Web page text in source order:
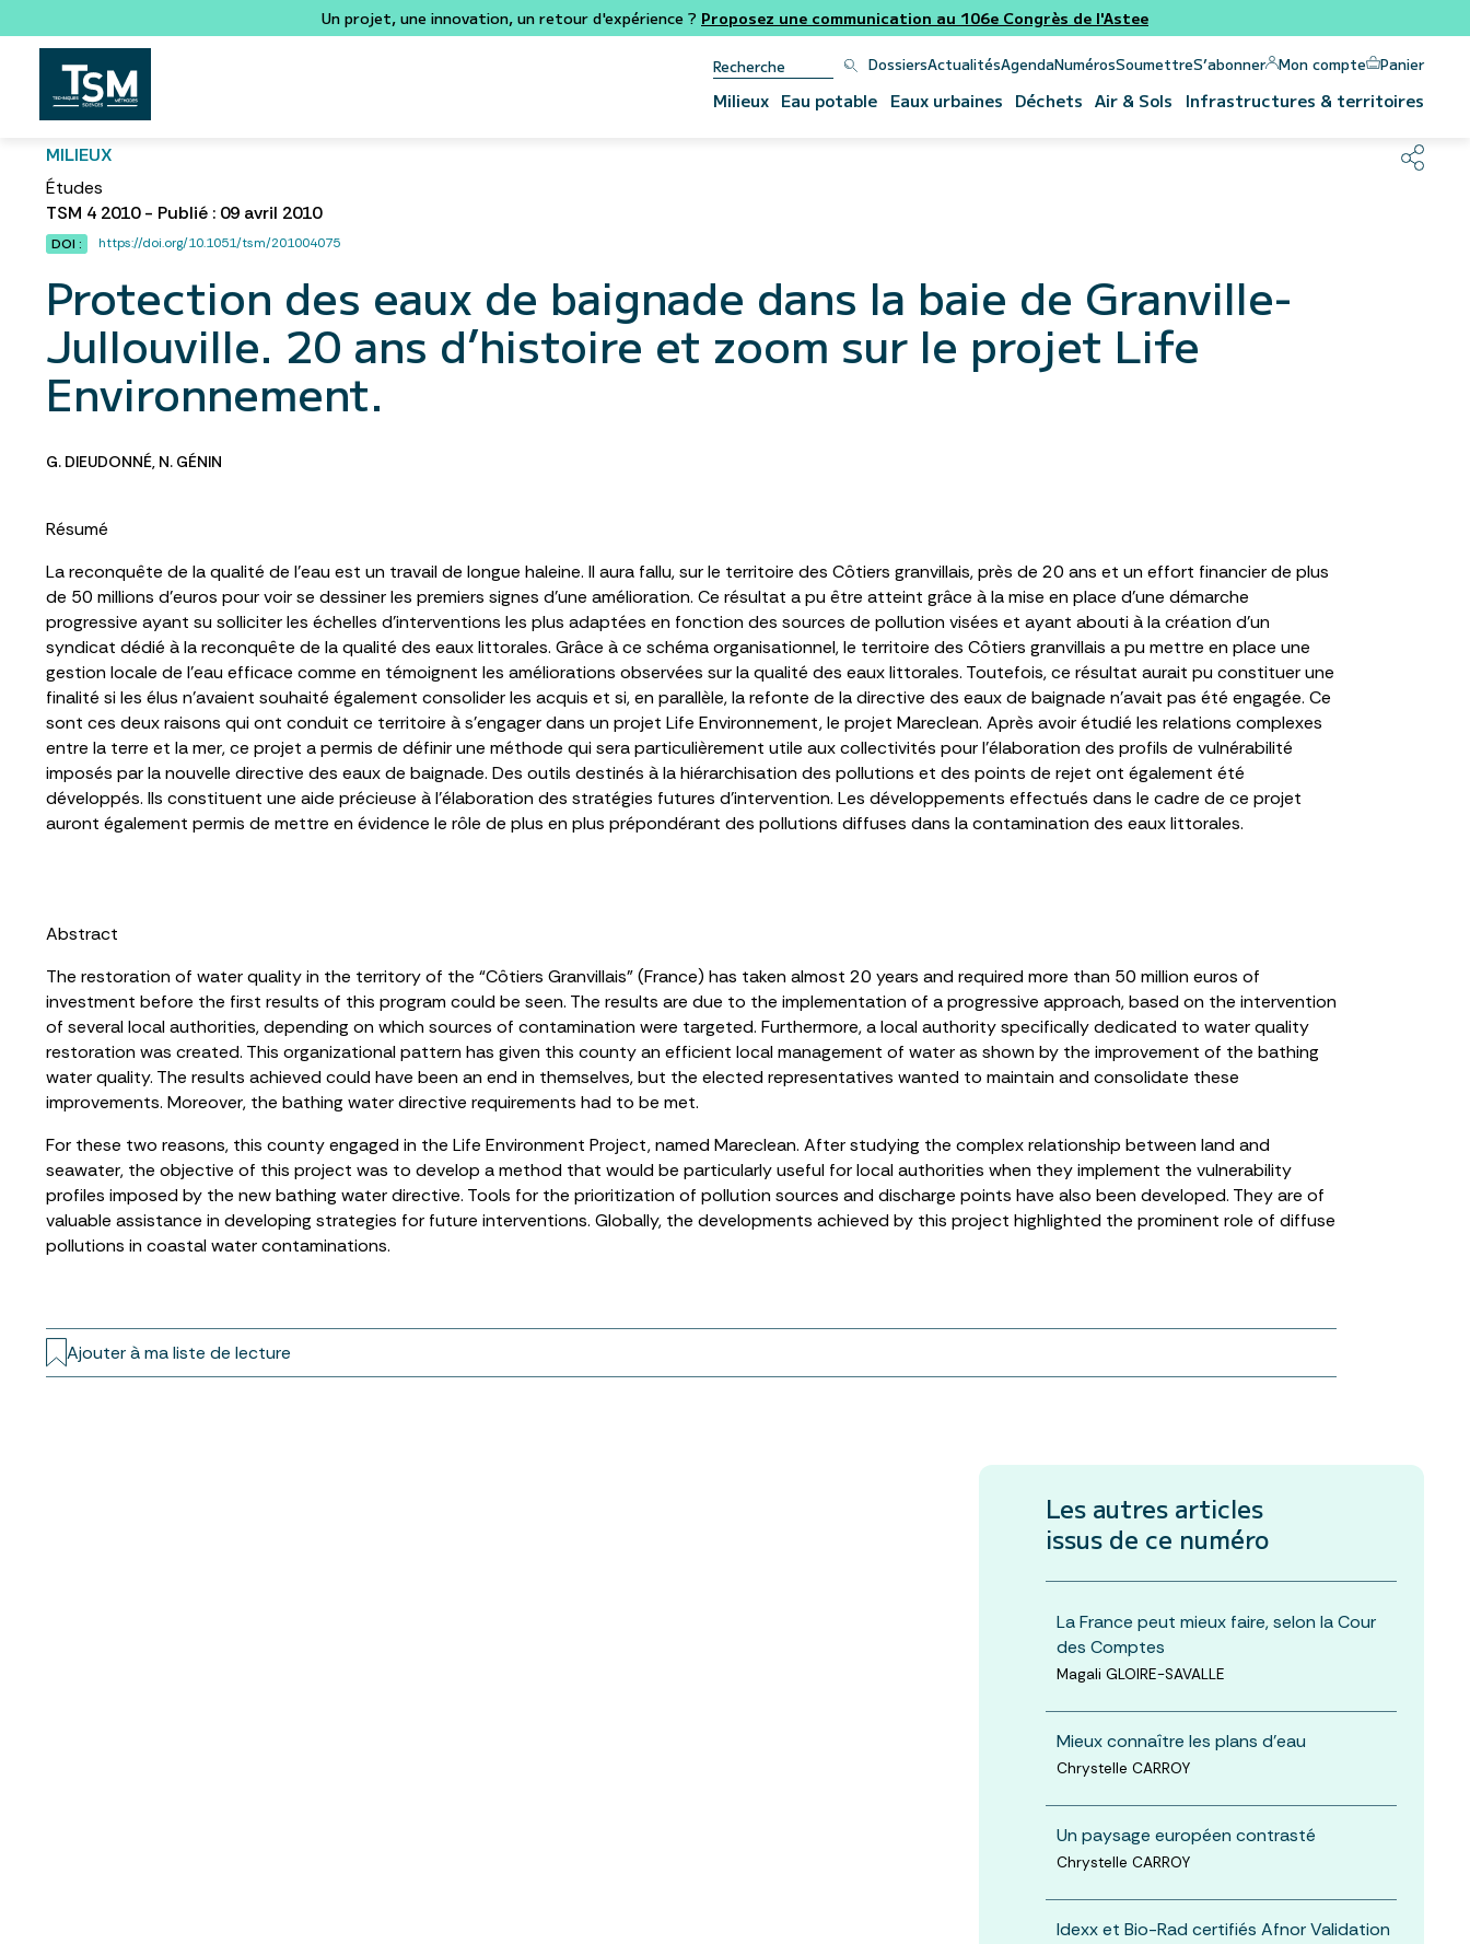
Un projet, une innovation, un retour d'expérience ? Proposez une communication au 106e Congrès de l'Astee
DossiersActualitésAgendaNumérosSoumettreS’abonner Mon compte Panier
Milieux Eau potable Eaux urbaines Déchets Air & Sols Infrastructures & territoires
MILIEUX
Études
TSM 4 2010 - Publié : 09 avril 2010
DOI : https://doi.org/10.1051/tsm/201004075
Protection des eaux de baignade dans la baie de Granville-
Jullouville. 20 ans d’histoire et zoom sur le projet Life
Environnement.
G. DIEUDONNÉ, N. GÉNIN
Résumé
La reconquête de la qualité de l’eau est un travail de longue haleine. Il aura fallu, sur le territoire des Côtiers granvillais, près de 20 ans et un effort financier de plus
de 50 millions d’euros pour voir se dessiner les premiers signes d’une amélioration. Ce résultat a pu être atteint grâce à la mise en place d’une démarche
progressive ayant su solliciter les échelles d’interventions les plus adaptées en fonction des sources de pollution visées et ayant abouti à la création d’un
syndicat dédié à la reconquête de la qualité des eaux littorales. Grâce à ce schéma organisationnel, le territoire des Côtiers granvillais a pu mettre en place une
gestion locale de l’eau efficace comme en témoignent les améliorations observées sur la qualité des eaux littorales. Toutefois, ce résultat aurait pu constituer une
finalité si les élus n’avaient souhaité également consolider les acquis et si, en parallèle, la refonte de la directive des eaux de baignade n’avait pas été engagée. Ce
sont ces deux raisons qui ont conduit ce territoire à s’engager dans un projet Life Environnement, le projet Mareclean. Après avoir étudié les relations complexes
entre la terre et la mer, ce projet a permis de définir une méthode qui sera particulièrement utile aux collectivités pour l’élaboration des profils de vulnérabilité
imposés par la nouvelle directive des eaux de baignade. Des outils destinés à la hiérarchisation des pollutions et des points de rejet ont également été
développés. Ils constituent une aide précieuse à l’élaboration des stratégies futures d’intervention. Les développements effectués dans le cadre de ce projet
auront également permis de mettre en évidence le rôle de plus en plus prépondérant des pollutions diffuses dans la contamination des eaux littorales.
Abstract
The restoration of water quality in the territory of the “Côtiers Granvillais” (France) has taken almost 20 years and required more than 50 million euros of
investment before the first results of this program could be seen. The results are due to the implementation of a progressive approach, based on the intervention
of several local authorities, depending on which sources of contamination were targeted. Furthermore, a local authority specifically dedicated to water quality
restoration was created. This organizational pattern has given this county an efficient local management of water as shown by the improvement of the bathing
water quality. The results achieved could have been an end in themselves, but the elected representatives wanted to maintain and consolidate these
improvements. Moreover, the bathing water directive requirements had to be met.
For these two reasons, this county engaged in the Life Environment Project, named Mareclean. After studying the complex relationship between land and
seawater, the objective of this project was to develop a method that would be particularly useful for local authorities when they implement the vulnerability
profiles imposed by the new bathing water directive. Tools for the prioritization of pollution sources and discharge points have also been developed. They are of
valuable assistance in developing strategies for future interventions. Globally, the developments achieved by this project highlighted the prominent role of diffuse
pollutions in coastal water contaminations.
Ajouter à ma liste de lecture
Les autres articles
issus de ce numéro
La France peut mieux faire, selon la Cour
des Comptes
Magali GLOIRE-SAVALLE
Mieux connaître les plans d'eau
Chrystelle CARROY
Un paysage européen contrasté
Chrystelle CARROY
Idexx et Bio-Rad certifiés Afnor Validation